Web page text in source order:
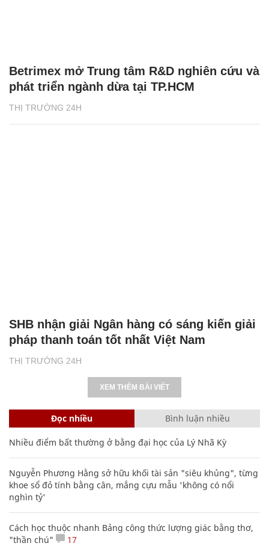
THỊ TRƯỜNG 24H
Betrimex mở Trung tâm R&D nghiên cứu và
phát triển ngành dừa tại TP.HCM
THỊ TRƯỜNG 24H
SHB nhận giải Ngân hàng có sáng kiến giải
pháp thanh toán tốt nhất Việt Nam
XEM THÊM BÀI VIẾT
Đọc nhiều Bình luận nhiều
Nhiều điểm bất thường ở bằng đại học của Lý Nhã Kỳ
Nguyễn Phương Hằng sở hữu khối tài sản "siêu khủng", từng
khoe sổ đỏ tính bằng cân, mắng cựu mẫu 'không có nổi
nghìn tỷ'
Cách học thuộc nhanh Bảng công thức lượng giác bằng thơ,
"thần chú"
17